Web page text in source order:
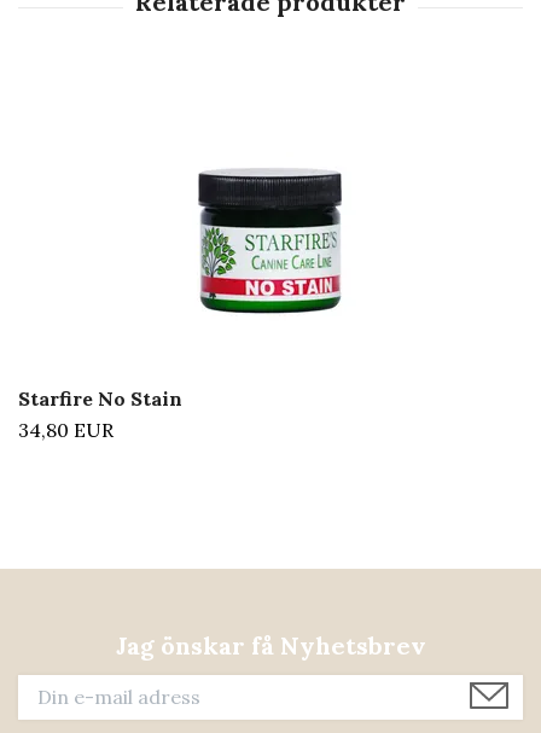
Starfire No Stain
34,80 EUR
Jag önskar få Nyhetsbrev